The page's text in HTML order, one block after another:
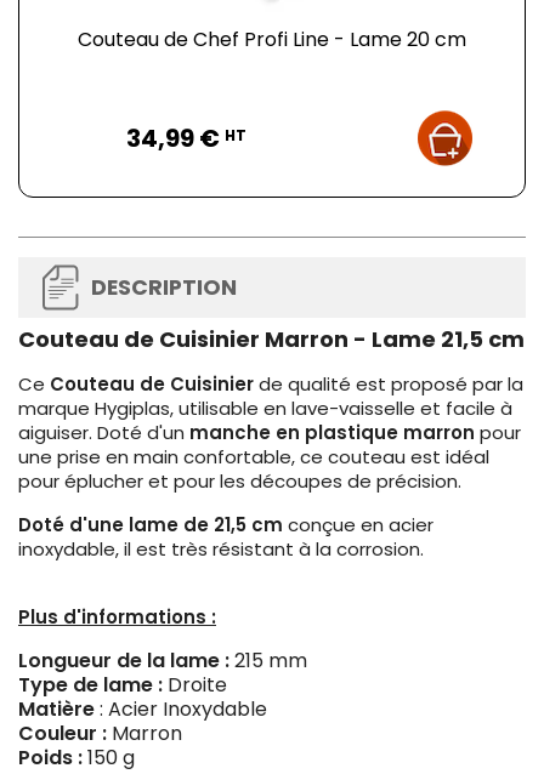
Couteau de Chef Profi Line - Lame 20 cm
34,99 € HT
DESCRIPTION
Couteau de Cuisinier Marron - Lame 21,5 cm
Ce Couteau de Cuisinierde qualité est proposé par la
marque Hygiplas, utilisable en lave-vaisselle et facile à
aiguiser. Doté d'un manche en plastique marron pour
une prise en main confortable, ce couteau est idéal
pour éplucher et pour les découpes de précision.
Doté d'une lame de 21,5 cm conçue en acier
inoxydable, il est très résistant à la corrosion.
Plus d'informations :
Longueur de la lame :215 mm
Type de lame : Droite
Matière: Acier Inoxydable
Couleur : Marron
Poids :150 g